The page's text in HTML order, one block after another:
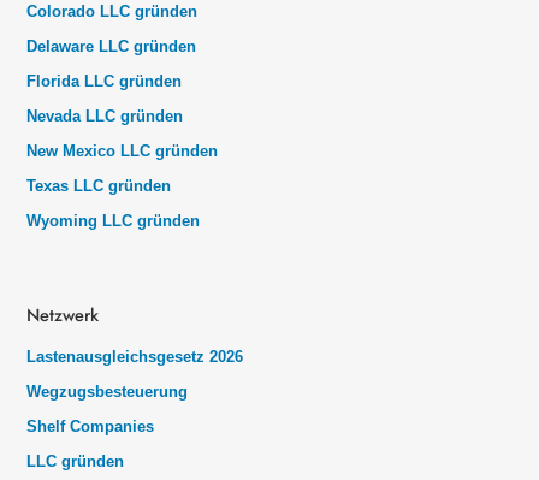
Colorado LLC gründen
Delaware LLC gründen
Florida LLC gründen
Nevada LLC gründen
New Mexico LLC gründen
Texas LLC gründen
Wyoming LLC gründen
Netzwerk
Lastenausgleichsgesetz 2026
Wegzugsbesteuerung
Shelf Companies
LLC gründen